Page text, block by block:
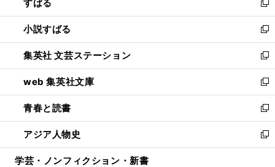
く
で
開
く
ド
ウ
で
開
く
すばる
新
し
い
ウ
ィ
ン
ド
ウ
で
開
く
小説すばる
新
し
い
ウ
ィ
ン
ド
ウ
で
開
集英社 文芸ステーション
新
し
い
ウ
ィ
ン
ド
ウ
web 集英社文庫
新
し
い
ウ
ィ
ン
青春と読書
新
し
い
ウ
アジア人物史
新
し
学芸・ノンフィクション・新書